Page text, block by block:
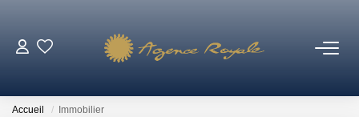
Accueil Immobilier